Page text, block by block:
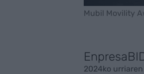
Mubil Movility
2024ko